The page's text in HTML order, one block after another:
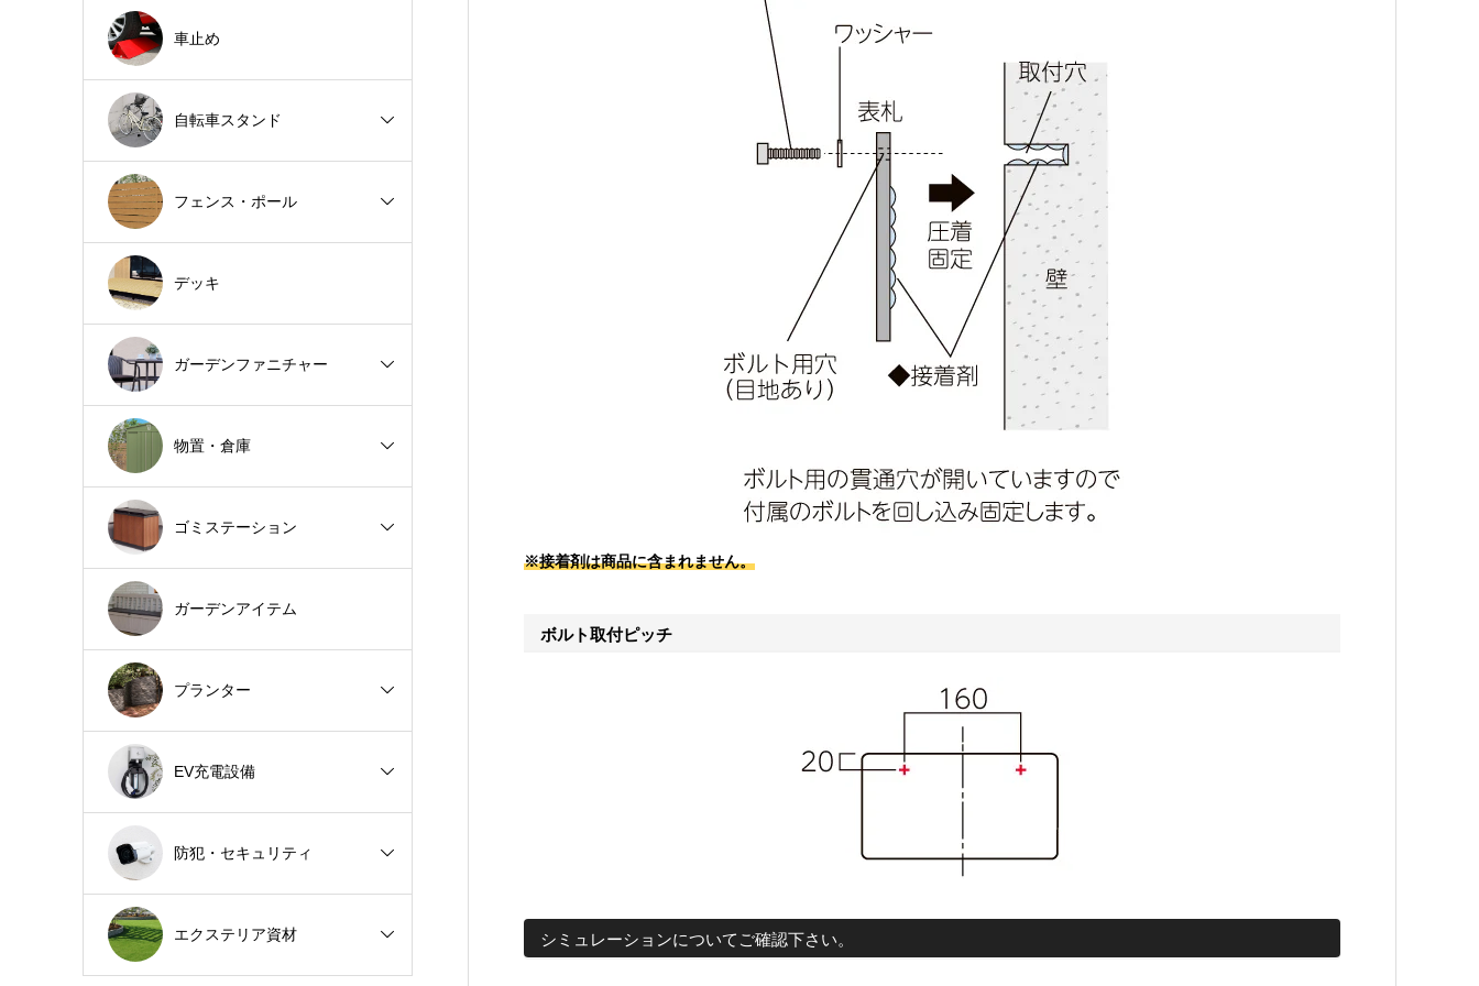
※接着剤は商品に含まれません。
ボルト取付ピッチ
シミュレーションについてご確認下さい。
車止め
自転車スタンド
フェンス・ポール
デッキ
ガーデンファニチャー
物置・倉庫
ゴミステーション
ガーデンアイテム
プランター
EV充電設備
防犯・セキュリティ
エクステリア資材